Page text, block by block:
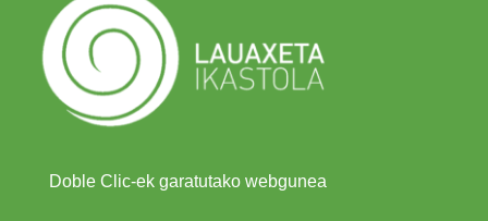
Doble Clic-ek garatutako webgunea